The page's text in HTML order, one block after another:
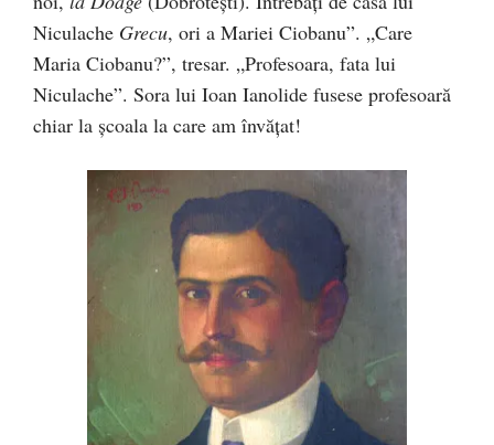
Niculache Grecu, ori a Mariei Ciobanu”. „Care
Maria Ciobanu?”, tresar. „Profesoara, fata lui
Niculache”. Sora lui Ioan Ianolide fusese profesoară
chiar la şcoala la care am învăţat!